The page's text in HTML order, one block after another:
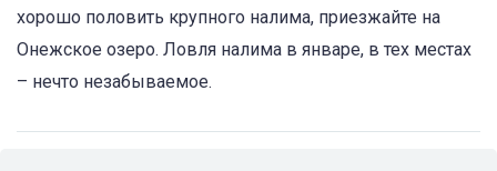
хорошо половить крупного налима, приезжайте на
Онежское озеро. Ловля налима в январе, в тех местах
– нечто незабываемое.